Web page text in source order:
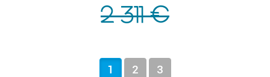
2 311 €
1 2
3